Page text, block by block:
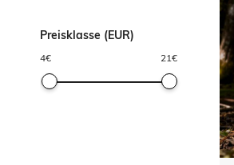
Preisklasse (EUR)
4€ 21€